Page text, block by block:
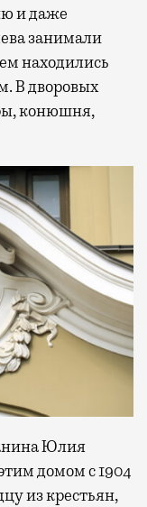
и даже
занимали
находились
В дворовых
конюшня,
Юлия
домом с 1904
из крестьян,